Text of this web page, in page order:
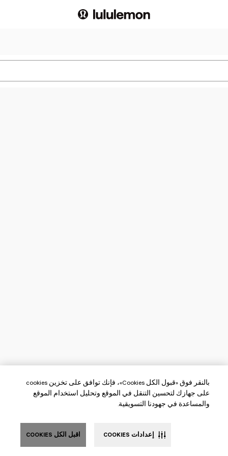
بالنقر فوق «قبول الكل Cookies»، فإنك توافق على تخزين cookies
على جهازك لتحسين التنقل في الموقع وتحليل استخدام الموقع
والمساعدة في جهودنا التسويقية.
اقبل الكل COOKIES إعدادات COOKIES